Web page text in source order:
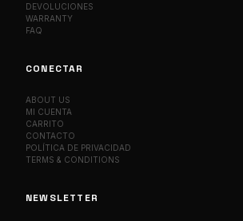
DEVOLUCIONES
WARRANTY
FAQ
CONECTAR
ABOUT US
MI CUENTA
CARRITO
CONTACTO
POLÍTICA DE PRIVACIDAD
TERMS & CONDITIONS
NEWSLETTER